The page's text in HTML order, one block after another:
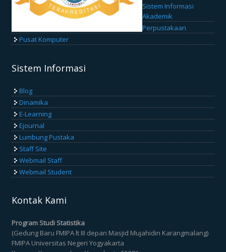
Sistem Informasi
Akademik
Perpustakaan
Pusat Komputer
Sistem Informasi
Blog
Dinamika
E-Learning
Ejournal
Lumbung Pustaka
Staff Site
Webmail Staff
Webmail Student
Kontak Kami
Program Studi Statistika
(Gedung Baru FMIPA lt III depan Masjid Mujahidin Karangmalang)
FMIPA Universitas Negeri Yogyakarta